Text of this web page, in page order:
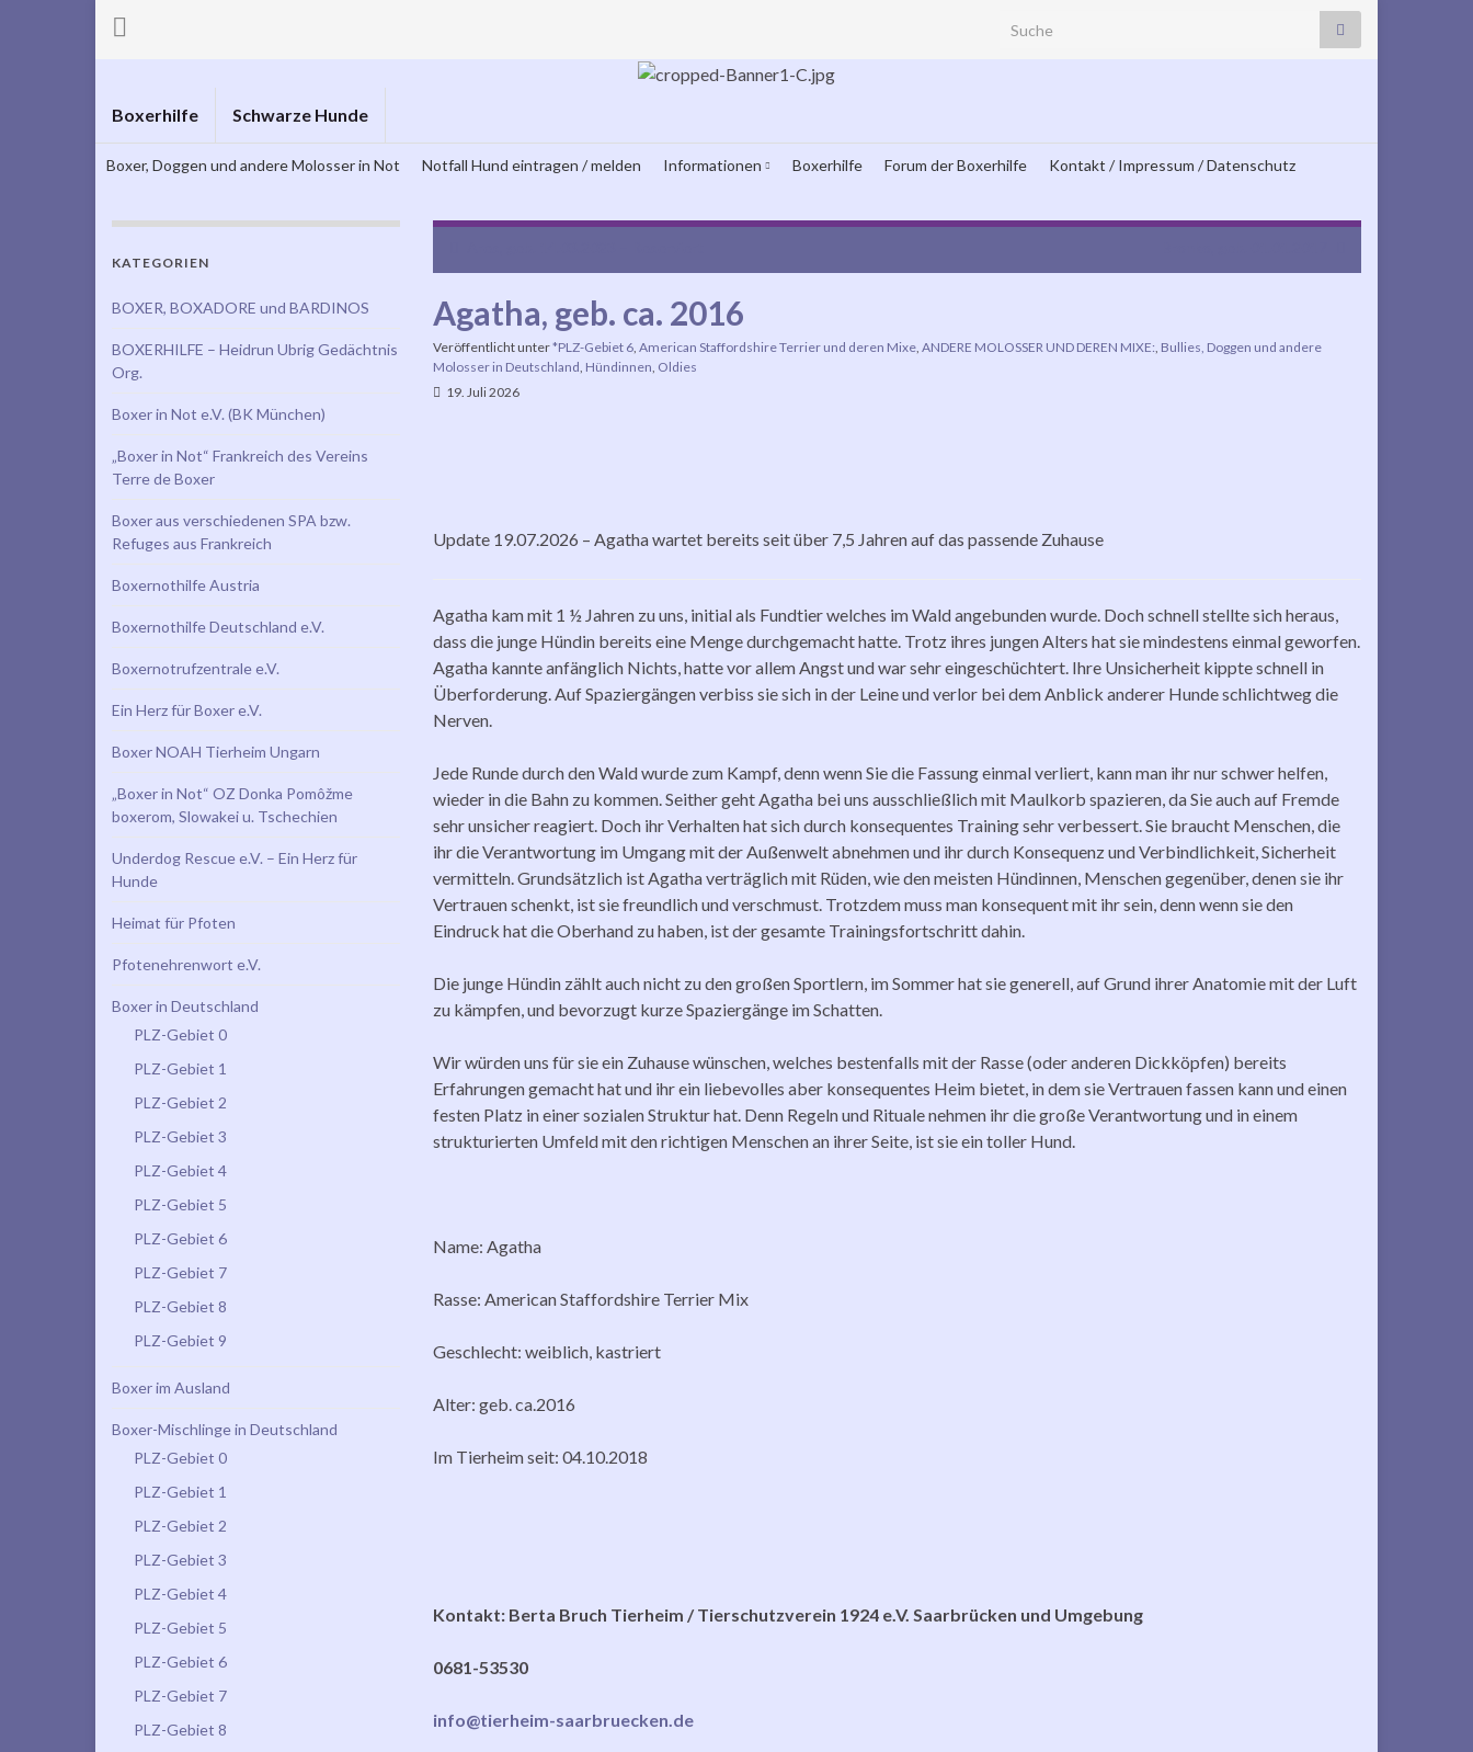
Search for:
Boxerhilfe Schwarze Hunde
Boxer, Doggen und andere Molosser in Not Notfall Hund eintragen / melden Informationen Boxerhilfe Forum der Boxerhilfe Kontakt / Impressum / Datenschutz
Agatha, geb. ca. 2016
Veröffentlicht unter*PLZ-Gebiet 6, American Staffordshire Terrier und deren Mixe, ANDERE MOLOSSER UND DEREN MIXE: Bullies, Doggen und andere
Molosser in Deutschland Hündinnen Oldies
19. Juli 2026
Update 19.07.2026 – Agatha wartet bereits seit über 7,5 Jahren auf das passende Zuhause
Agatha kam mit 1 ½ Jahren zu uns, initial als Fundtier welches im Wald angebunden wurde. Doch schnell stellte sich heraus,
dass die junge Hündin bereits eine Menge durchgemacht hatte. Trotz ihres jungen Alters hat sie mindestens einmal geworfen.
Agatha kannte anfänglich Nichts, hatte vor allem Angst und war sehr eingeschüchtert. Ihre Unsicherheit kippte schnell in
Überforderung. Auf Spaziergängen verbiss sie sich in der Leine und verlor bei dem Anblick anderer Hunde schlichtweg die
Nerven.
Jede Runde durch den Wald wurde zum Kampf, denn wenn Sie die Fassung einmal verliert, kann man ihr nur schwer helfen,
wieder in die Bahn zu kommen. Seither geht Agatha bei uns ausschließlich mit Maulkorb spazieren, da Sie auch auf Fremde
sehr unsicher reagiert. Doch ihr Verhalten hat sich durch konsequentes Training sehr verbessert. Sie braucht Menschen, die
ihr die Verantwortung im Umgang mit der Außenwelt abnehmen und ihr durch Konsequenz und Verbindlichkeit, Sicherheit
vermitteln. Grundsätzlich ist Agatha verträglich mit Rüden, wie den meisten Hündinnen, Menschen gegenüber, denen sie ihr
Vertrauen schenkt, ist sie freundlich und verschmust. Trotzdem muss man konsequent mit ihr sein, denn wenn sie den
Eindruck hat die Oberhand zu haben, ist der gesamte Trainingsfortschritt dahin.
Die junge Hündin zählt auch nicht zu den großen Sportlern, im Sommer hat sie generell, auf Grund ihrer Anatomie mit der Luft
zu kämpfen, und bevorzugt kurze Spaziergänge im Schatten.
Wir würden uns für sie ein Zuhause wünschen, welches bestenfalls mit der Rasse (oder anderen Dickköpfen) bereits
Erfahrungen gemacht hat und ihr ein liebevolles aber konsequentes Heim bietet, in dem sie Vertrauen fassen kann und einen
festen Platz in einer sozialen Struktur hat. Denn Regeln und Rituale nehmen ihr die große Verantwortung und in einem
strukturierten Umfeld mit den richtigen Menschen an ihrer Seite, ist sie ein toller Hund.
Name: Agatha
Rasse: American Staffordshire Terrier Mix
Geschlecht: weiblich, kastriert
Alter: geb. ca.2016
Im Tierheim seit: 04.10.2018
Kontakt: Berta Bruch Tierheim / Tierschutzverein 1924 e.V. Saarbrücken und Umgebung
0681-53530
info@tierheim-saarbruecken.de
KATEGORIEN
BOXER, BOXADORE und BARDINOS
BOXERHILFE – Heidrun Ubrig Gedächtnis
Org.
Boxer in Not e.V. (BK München)
„Boxer in Not“ Frankreich des Vereins
Terre de Boxer
Boxer aus verschiedenen SPA bzw.
Refuges aus Frankreich
Boxernothilfe Austria
Boxernothilfe Deutschland e.V.
Boxernotrufzentrale e.V.
Ein Herz für Boxer e.V.
Boxer NOAH Tierheim Ungarn
„Boxer in Not“ OZ Donka Pomôžme
boxerom, Slowakei u. Tschechien
Underdog Rescue e.V. – Ein Herz für
Hunde
Heimat für Pfoten
Pfotenehrenwort e.V.
Boxer in Deutschland
PLZ-Gebiet 0
PLZ-Gebiet 1
PLZ-Gebiet 2
PLZ-Gebiet 3
PLZ-Gebiet 4
PLZ-Gebiet 5
PLZ-Gebiet 6
PLZ-Gebiet 7
PLZ-Gebiet 8
PLZ-Gebiet 9
Boxer im Ausland
Boxer-Mischlinge in Deutschland
PLZ-Gebiet 0
PLZ-Gebiet 1
PLZ-Gebiet 2
PLZ-Gebiet 3
PLZ-Gebiet 4
PLZ-Gebiet 5
PLZ-Gebiet 6
PLZ-Gebiet 7
PLZ-Gebiet 8